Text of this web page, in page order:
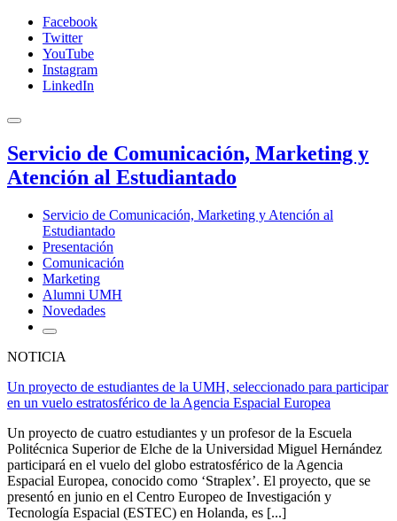
Facebook
Twitter
YouTube
Instagram
LinkedIn
Servicio de Comunicación, Marketing y
Atención al Estudiantado
Servicio de Comunicación, Marketing y Atención al
Estudiantado
Presentación
Comunicación
Marketing
Alumni UMH
Novedades
NOTICIA
Un proyecto de estudiantes de la UMH, seleccionado para participar
en un vuelo estratosférico de la Agencia Espacial Europea
Un proyecto de cuatro estudiantes y un profesor de la Escuela
Politécnica Superior de Elche de la Universidad Miguel Hernández
participará en el vuelo del globo estratosférico de la Agencia
Espacial Europea, conocido como ‘Straplex’. El proyecto, que se
presentó en junio en el Centro Europeo de Investigación y
Tecnología Espacial (ESTEC) en Holanda, es [...]